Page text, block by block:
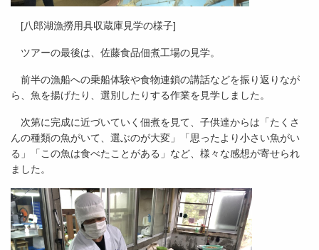
[八郎湖漁撈用具収蔵庫見学の様子]
ツアーの最後は、佐藤食品佃煮工場の見学。
前半の漁船への乗船体験や食物連鎖の講話などを振り返りなが
ら、魚を揚げたり、選別したりする作業を見学しました。
次第に完成に近づいていく佃煮を見て、子供達からは「たくさ
んの種類の魚がいて、選ぶのが大変」「思ったより小さい魚がい
る」「この魚は食べたことがある」など、様々な感想が寄せられ
ました。